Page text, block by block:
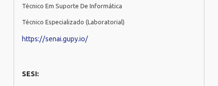
Técnico Em Suporte De Informática
Técnico Especializado (Laboratorial)
https://senai.gupy.io/
SESI: